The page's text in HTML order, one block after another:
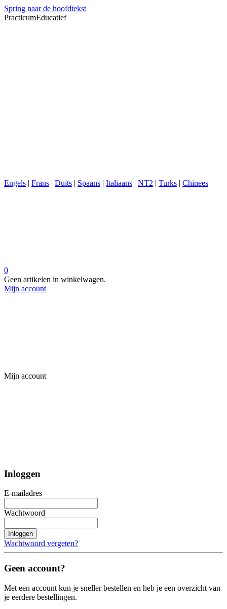
Spring naar de hoofdtekst
PracticumEducatief
Engels | Frans | Duits | Spaans | Italiaans | NT2 | Turks | Chinees
0
Geen artikelen in winkelwagen.
Mijn account
Mijn account
Inloggen
E-mailadres
Wachtwoord
Inloggen
Wachtwoord vergeten?
Geen account?
Met een account kun je sneller bestellen en heb je een overzicht van
je eerdere bestellingen.